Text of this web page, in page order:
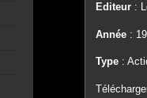
Editeur:
Année:
Type: